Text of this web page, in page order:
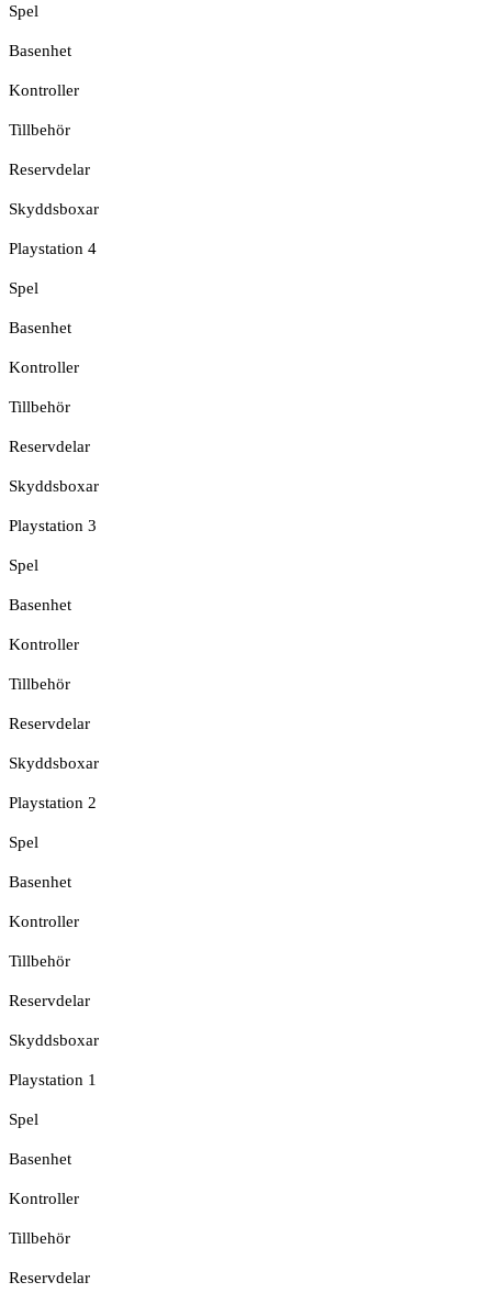
Spel
Basenhet
Kontroller
Tillbehör
Reservdelar
Skyddsboxar
Playstation 4
Spel
Basenhet
Kontroller
Tillbehör
Reservdelar
Skyddsboxar
Playstation 3
Spel
Basenhet
Kontroller
Tillbehör
Reservdelar
Skyddsboxar
Playstation 2
Spel
Basenhet
Kontroller
Tillbehör
Reservdelar
Skyddsboxar
Playstation 1
Spel
Basenhet
Kontroller
Tillbehör
Reservdelar